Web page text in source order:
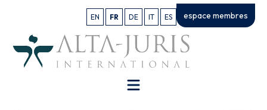
EN FR DE IT ES espace membres